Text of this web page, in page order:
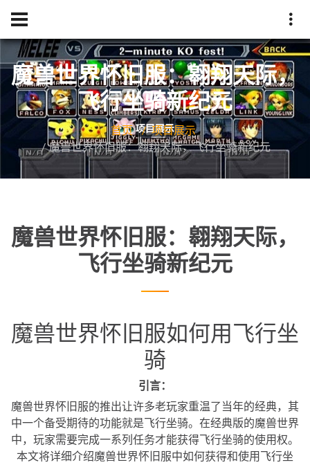
魔兽世界怀旧服：翱翔天际，
飞行坐骑新纪元
首页
项目展示
魔兽世界怀旧服：翱翔天际，飞行坐骑新纪元
魔兽世界怀旧服：翱翔天际，
飞行坐骑新纪元
魔兽世界怀旧服如何用飞行坐
骑
引言：
魔兽世界怀旧服的推出让许多老玩家重温了当年的经典，其
中一个备受期待的功能就是飞行坐骑。在经典版的魔兽世界
中，玩家需要完成一系列任务才能获得飞行坐骑的使用权。
本文将详细介绍魔兽世界怀旧服中如何获得和使用飞行坐